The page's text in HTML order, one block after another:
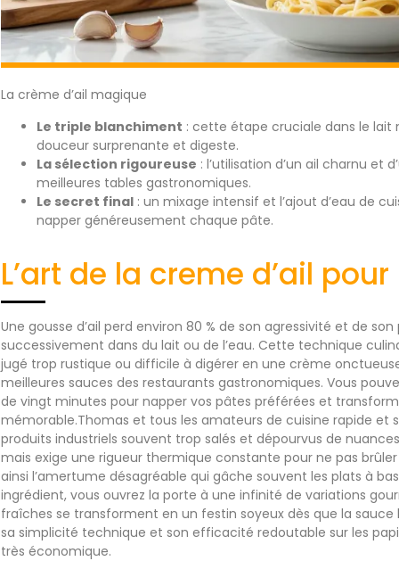
La crème d’ail magique
Le triple blanchiment : cette étape cruciale dans le lait
douceur surprenante et digeste.
La sélection rigoureuse : l’utilisation d’un ail charnu et
meilleures tables gastronomiques.
Le secret final : un mixage intensif et l’ajout d’eau de
napper généreusement chaque pâte.
L’art de la creme d’ail
Une gousse d’ail perd environ 80 % de son agressivité et de
successivement dans du lait ou de l’eau. Cette technique
jugé trop rustique ou difficile à digérer en une crème
meilleures sauces des restaurants gastronomiques. Vous
de vingt minutes pour napper vos pâtes préférées et
mémorable.Thomas et tous les amateurs de cuisine rapide et
produits industriels souvent trop salés et dépourvus de
mais exige une rigueur thermique constante pour ne pas
ainsi l’amertume désagréable qui gâche souvent les plats à
ingrédient, vous ouvrez la porte à une infinité de variations
fraîches se transforment en un festin soyeux dès que la
sa simplicité technique et son efficacité redoutable sur les
très économique.